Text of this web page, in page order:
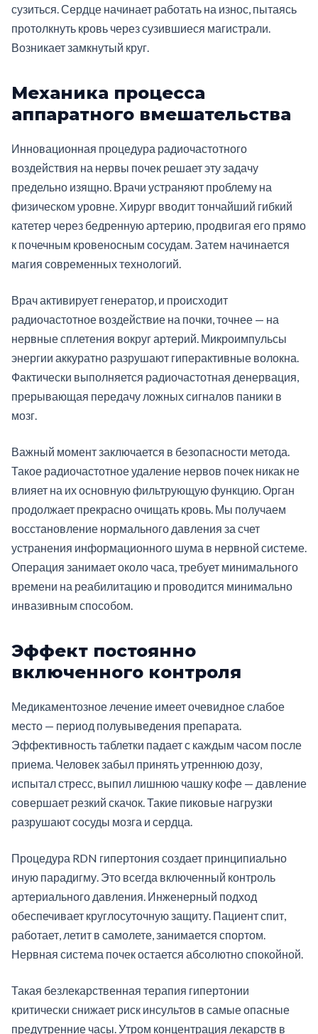
сузиться. Сердце начинает работать на износ, пытаясь
протолкнуть кровь через сузившиеся магистрали.
Возникает замкнутый круг.
Механика процесса
аппаратного вмешательства
Инновационная процедура радиочастотного
воздействия на нервы почек решает эту задачу
предельно изящно. Врачи устраняют проблему на
физическом уровне. Хирург вводит тончайший гибкий
катетер через бедренную артерию, продвигая его прямо
к почечным кровеносным сосудам. Затем начинается
магия современных технологий.
Врач активирует генератор, и происходит
радиочастотное воздействие на почки, точнее — на
нервные сплетения вокруг артерий. Микроимпульсы
энергии аккуратно разрушают гиперактивные волокна.
Фактически выполняется радиочастотная денервация,
прерывающая передачу ложных сигналов паники в
мозг.
Важный момент заключается в безопасности метода.
Такое радиочастотное удаление нервов почек никак не
влияет на их основную фильтрующую функцию. Орган
продолжает прекрасно очищать кровь. Мы получаем
восстановление нормального давления за счет
устранения информационного шума в нервной системе.
Операция занимает около часа, требует минимального
времени на реабилитацию и проводится минимально
инвазивным способом.
Эффект постоянно
включенного контроля
Медикаментозное лечение имеет очевидное слабое
место — период полувыведения препарата.
Эффективность таблетки падает с каждым часом после
приема. Человек забыл принять утреннюю дозу,
испытал стресс, выпил лишнюю чашку кофе — давление
совершает резкий скачок. Такие пиковые нагрузки
разрушают сосуды мозга и сердца.
Процедура RDN гипертония создает принципиально
иную парадигму. Это всегда включенный контроль
артериального давления. Инженерный подход
обеспечивает круглосуточную защиту. Пациент спит,
работает, летит в самолете, занимается спортом.
Нервная система почек остается абсолютно спокойной.
Такая безлекарственная терапия гипертонии
критически снижает риск инсультов в самые опасные
предутренние часы. Утром концентрация лекарств в